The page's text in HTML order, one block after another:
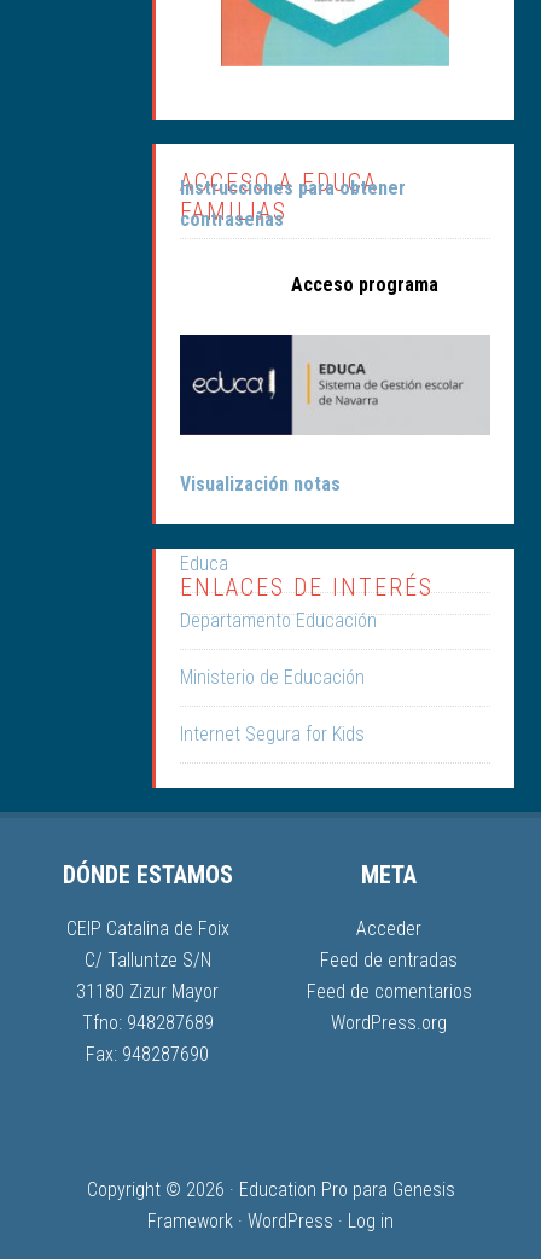
ACCESO A EDUCA
FAMILIAS
Instrucciones para obtener
contraseñas
Acceso programa
Visualización notas
ENLACES DE INTERÉS
Educa
Departamento Educación
Ministerio de Educación
Internet Segura for Kids
DÓNDE ESTAMOS
CEIP Catalina de Foix
C/ Talluntze S/N
31180 Zizur Mayor
Tfno: 948287689
Fax: 948287690
META
Acceder
Feed de entradas
Feed de comentarios
WordPress.org
Copyright © 2026 · Education Pro para Genesis
Framework · WordPress · Log in